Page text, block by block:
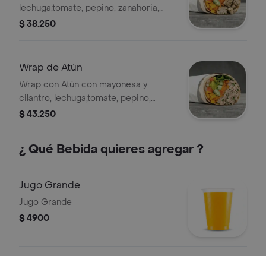
lechuga,tomate, pepino, zanahoria,
pico de gallo, maíz y guacamole en
$ 38.250
Wrap de Atún
Wrap con Atún con mayonesa y
cilantro, lechuga,tomate, pepino,
zanahoria, pico de gallo, maíz y
$ 43.250
¿ Qué Bebida quieres agregar ?
Jugo Grande
Jugo Grande
$ 4900